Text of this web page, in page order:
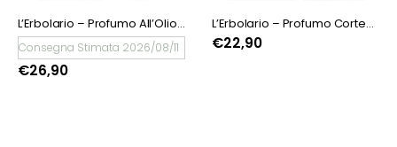
L’Erbolario – Profumo All’Olio di Argan 50 ml
Consegna Stimata 2026/08/11
€26,90
L’Erbolario – Profumo Corteccia 50 ml
€22,90